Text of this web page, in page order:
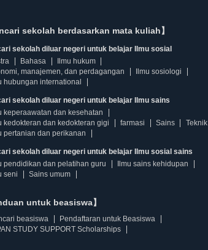
sekolah berdasarkan mata kuliah】
sekolah diluar negeri untuk belajar Ilmu sosial
Bahasa
Ilmu hukum
manajemen, dan perdagangan
Ilmu sosiologi
hubungan international
sekolah diluar negeri untuk belajar Ilmu sains
keperaawatan dan kesehatan
kedokteran dan kedokteran gigi
farmasi Sains
Teknik
pertanian dan perikanan
sekolah diluar negeri untuk belajar Ilmu sosial sains
pendidikan dan pelatihan guru
Ilmu sains kehidupan
seni
Sains umum
untuk beasiswa】
beasiswa
Pendaftaran untuk Beasiswa
STUDY SUPPORT Scholarships